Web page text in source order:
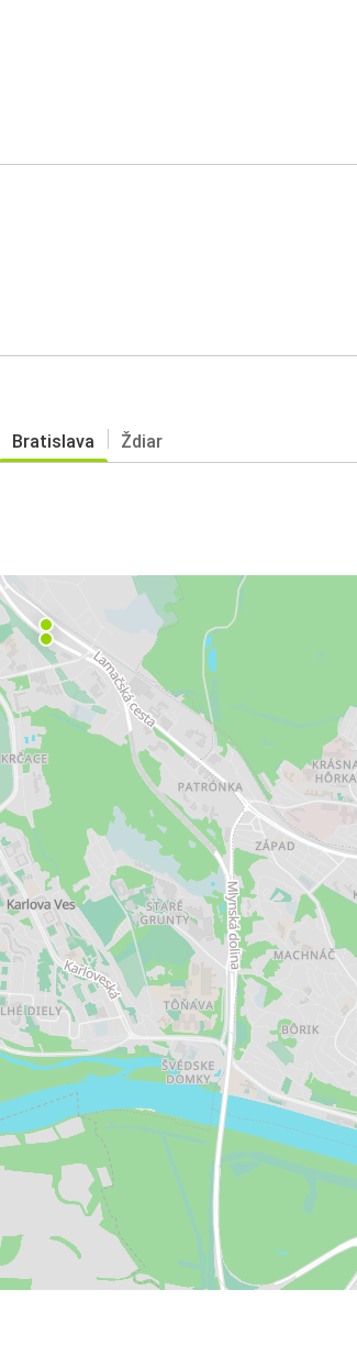
Bratislava Ždiar